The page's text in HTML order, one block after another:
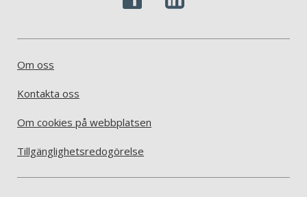
Om oss
Kontakta oss
Om cookies på webbplatsen
Tillgänglighetsredogörelse